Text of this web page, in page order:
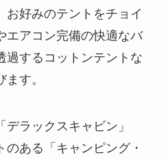
お好みのテントをチョイ
エアコン完備の快適なバ
過するコットンテントな
す。
ラックスキャビン」
ある「キャンピング・